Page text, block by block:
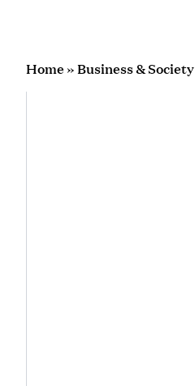
Home»Business & Society